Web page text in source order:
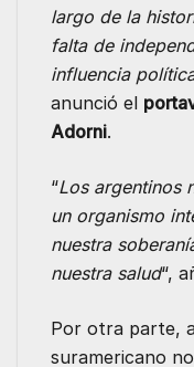
largo de la
falta de
influencia
anunció el
Adorni.
“Los argentinos
un organismo
nuestra
nuestra salud“,
Por otra parte,
suramericano